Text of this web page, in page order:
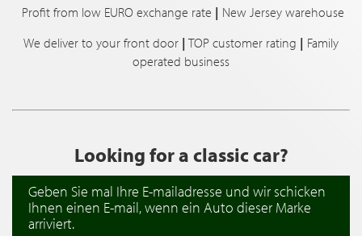
Profit from low EURO exchange rate | New Jersey warehouse
We deliver to your front door | TOP customer rating | Family
operated business
Looking for a classic car?
Geben Sie mal Ihre E-mailadresse und wir schicken
Ihnen einen E-mail, wenn ein Auto dieser Marke
arriviert.